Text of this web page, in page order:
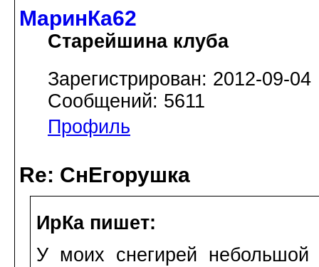
МаринКа62
Старейшина клуба
Зарегистрирован: 2012-09-04
Сообщений: 5611
Профиль
Re: СнЕгорушка
ИрКа пишет:
У моих снегирей небольшой